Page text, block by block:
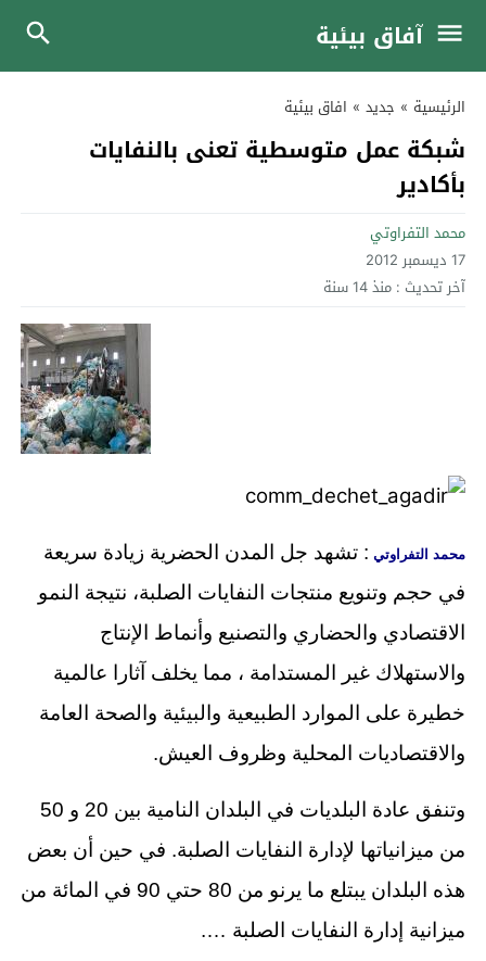
آفاق بيئية
الرئيسية » جديد » افاق بيئية
شبكة عمل متوسطية تعنى بالنفايات
بأكادير
محمد التفراوتي
17 ديسمبر 2012
آخر تحديث : منذ 14 سنة
محمد التفراوتي : تشهد جل المدن الحضرية زيادة سريعة
في حجم وتنويع منتجات النفايات الصلبة، نتيجة النمو
الاقتصادي والحضاري والتصنيع وأنماط الإنتاج
والاستهلاك غير المستدامة ، مما يخلف آثارا عالمية
خطيرة على الموارد الطبيعية والبيئية والصحة العامة
والاقتصاديات المحلية وظروف العيش.
وتنفق عادة البلديات في البلدان النامية بين 20 و 50
من ميزانياتها لإدارة النفايات الصلبة. في حين أن بعض
هذه البلدان يبتلع ما يرنو من 80 حتي 90 في المائة من
ميزانية إدارة النفايات الصلبة ….